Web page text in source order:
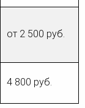
от 2 500 руб.
4 800 руб.